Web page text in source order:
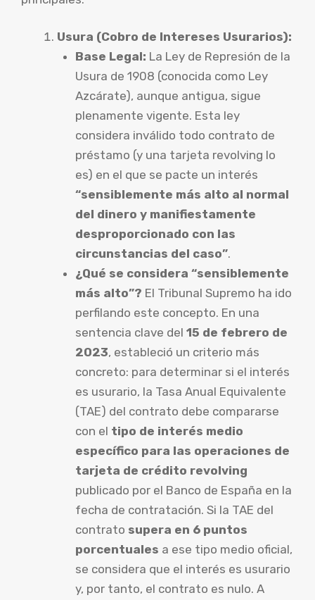
Usura (Cobro de Intereses Usurarios):
Base Legal: La Ley de Represión de la
Usura de 1908 (conocida como Ley
Azcárate), aunque antigua, sigue
plenamente vigente. Esta ley
considera inválido todo contrato de
préstamo (y una tarjeta revolving lo
es) en el que se pacte un interés
“sensiblemente más alto al normal
del dinero y manifiestamente
desproporcionado con las
circunstancias del caso”.
¿Qué se considera “sensiblemente
más alto”? El Tribunal Supremo ha ido
perfilando este concepto. En una
sentencia clave del 15 de febrero de
2023, estableció un criterio más
concreto: para determinar si el interés
es usurario, la Tasa Anual Equivalente
(TAE) del contrato debe compararse
con el tipo de interés medio
específico para las operaciones de
tarjeta de crédito revolving
publicado por el Banco de España en la
fecha de contratación. Si la TAE del
contrato supera en 6 puntos
porcentuales a ese tipo medio oficial,
se considera que el interés es usurario
y, por tanto, el contrato es nulo. A